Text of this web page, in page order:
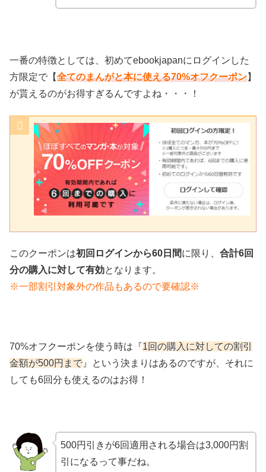
一番の特徴としては、初めてebookjapanにログインした
方限定で【全てのまんがと本に使える70%オフクーポン】
が貰えるのがお得すぎるんですよね・・・！
このクーポンは初回ログインから60日間に限り、 合計6回
分の購入に対して有効となります。
※一部割引対象外の作品もあるので要確認※
70%オフクーポンを使う時は『1回の購入に対しての割引
金額が500円まで 』という決まりはあるのですが、それに
しても6回分も使えるのはお得！
500円引きが6回適用される場合は3,000円割
引になるって事だね。